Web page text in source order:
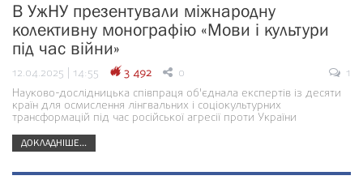
В УжНУ презентували міжнародну
колективну монографію «Мови і культури
під час війни»
12.04.2025 | 14:55 3 492 0
1
Науково-дослідницька співпраця об'єднала експертів із десяти
країн для осмислення лінгвальних і соціокультурних
трансформацій під час російської агресії проти України
ДОКЛАДНІШЕ...